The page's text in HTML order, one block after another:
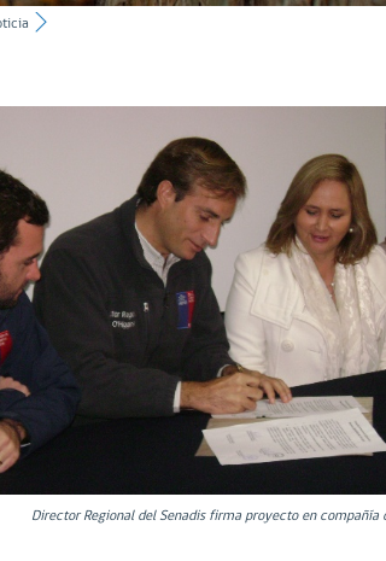
Director Regional del Senadis firma proyecto en compañía